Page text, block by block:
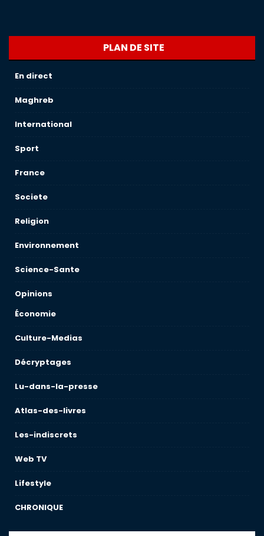
PLAN DE SITE
En direct
Maghreb
International
Sport
France
Societe
Religion
Environnement
Science-Sante
Opinions
Économie
Culture-Medias
Décryptages
Lu-dans-la-presse
Atlas-des-livres
Les-indiscrets
Web TV
Lifestyle
CHRONIQUE